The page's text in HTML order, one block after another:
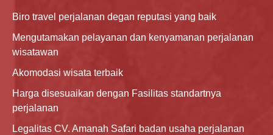
Biro travel perjalanan degan reputasi yang baik
Mengutamakan pelayanan dan kenyamanan perjalanan
wisatawan
Akomodasi wisata terbaik
Harga disesuaikan dengan Fasilitas standartnya
perjalanan
Legalitas CV. Amanah Safari badan usaha perjalanan